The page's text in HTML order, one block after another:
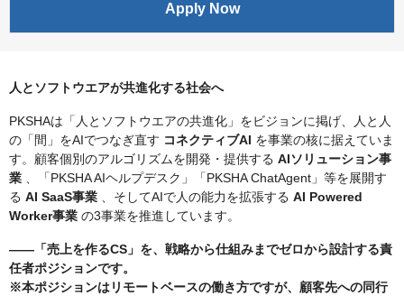
Apply Now
人とソフトウエアが共進化する社会へ
PKSHAは「人とソフトウエアの共進化」をビジョンに掲げ、人と人
の「間」をAIでつなぎ直す コネクティブAI を事業の核に据えていま
す。顧客個別のアルゴリズムを開発・提供する AIソリューション事
業 、「PKSHA AIヘルプデスク」「PKSHA ChatAgent」等を展開す
る AI SaaS事業 、そしてAIで人の能力を拡張する AI Powered
Worker事業 の3事業を推進しています。
――「売上を作るCS」を、戦略から仕組みまでゼロから設計する責
任者ポジションです。
※本ポジションはリモートベースの働き方ですが、顧客先への同行